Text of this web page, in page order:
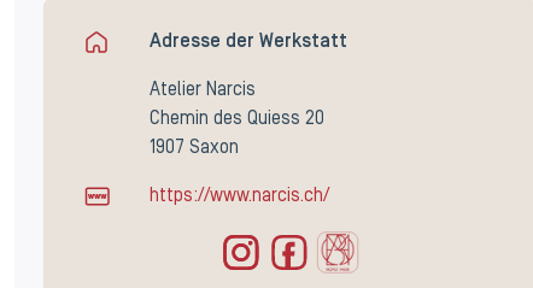
Adresse der Werkstatt
Atelier Narcis
Chemin des Quiess 20
1907 Saxon
https://www.narcis.ch/